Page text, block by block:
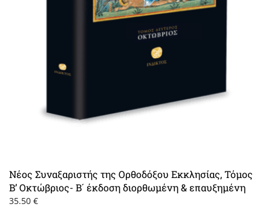
Νέος Συναξαριστής της Ορθοδόξου Εκκλησίας, Τόμος
Β’ Οκτώβριος- Β´ έκδοση διορθωμένη & επαυξημένη
35.50 €